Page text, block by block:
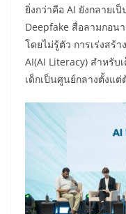
ยิ่งกว่าคือ AI ยังกลายเ
Deepfake สื่อลามกอน
โดยไม่รู้ตัว การเร่งสร้
AI(AI Literacy) สำหรั
เด็กเป็นศูนย์กลางตั้งแ